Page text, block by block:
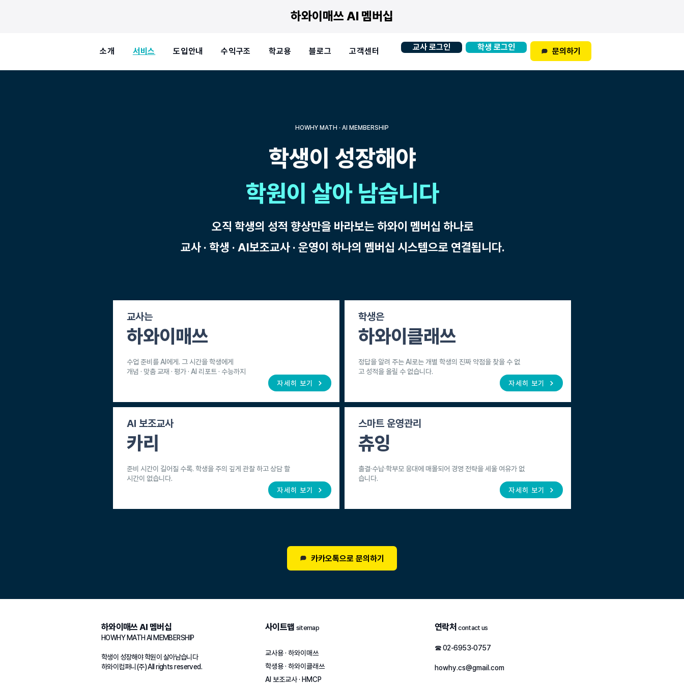
하와이매쓰 AI 멤버십
소개 서비스 도입안내 수익구조 학교용 블로그 고객센터 교사 로그인 학생 로그인 문의하기
HOWHY MATH · AI MEMBERSHIP
학생이 성장해야
학원이 살아 남습니다
오직 학생의 성적 향상만을 바라보는 하와이 멤버십 하나로
교사 · 학생 · AI보조교사 · 운영이 하나의 멤버십 시스템으로 연결됩니다.
교사는
하와이매쓰
수업 준비를 AI에게. 그 시간을 학생에게
개념 · 맞춤 교재 · 평가 · AI 리포트 · 수능까지
자세히 보기
AI 보조교사
카리
준비 시간이 길어질 수록. 학생을 주의 깊게 관찰 하고 상담 할
시간이 없습니다.
자세히 보기
학생은
하와이클래쓰
정답을 알려 주는 AI로는 개별 학생의 진짜 약점을 찾을 수 없
고 성적을 올릴 수 없습니다.
자세히 보기
스마트 운영관리
츄잉
출결·수납·학부모 응대에 매몰되어 경영 전략을 세울 여유가 없
습니다.
자세히 보기
카카오톡으로 문의하기
하와이매쓰 AI 멤버십
HOWHY MATH AI MEMBERSHIP
학생이 성장해야 학원이 살아남습니다
하와이컴퍼니(주) All rights reserved.
사이트맵 sitemap
교사용 · 하와이매쓰
학생용 · 하와이클래쓰
AI 보조교사 · HMCP
연락처contact us
☎ 02-6953-0757
howhy.cs@gmail.com